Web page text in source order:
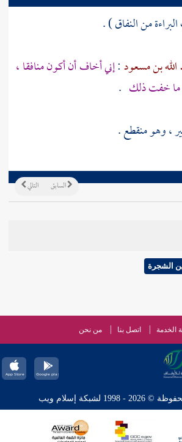
من النفاق ) .
الله بن مسعود:إني أخاف أن أكون منافقا ،
ما خفت ذلك .
، وهو منقطع .
التالي السابق
الشجرة
الخدمة اتصل بنا من نحن
لشبكة إسلام ويب